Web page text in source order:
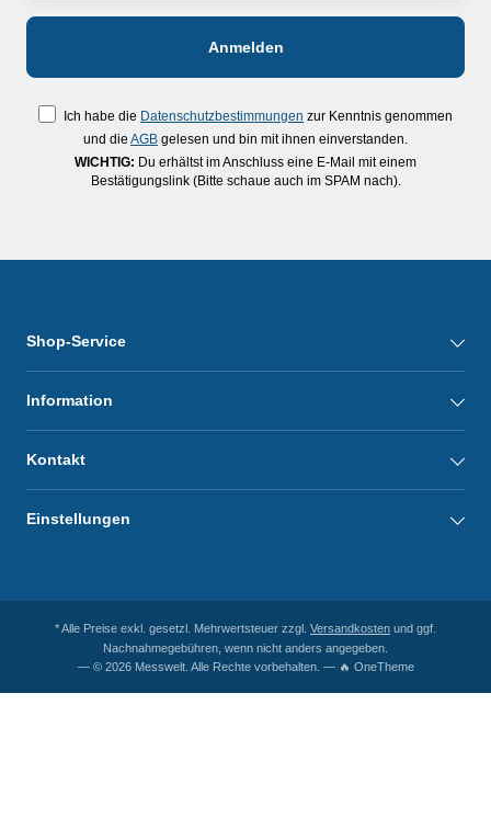
Ich habe die Datenschutzbestimmungen zur Kenntnis genommen
und die AGB gelesen und bin mit ihnen einverstanden.
WICHTIG: Du erhältst im Anschluss eine E-Mail mit einem
Bestätigungslink (Bitte schaue auch im SPAM nach).
Shop-Service
Information
Kontakt
Einstellungen
* Alle Preise exkl. gesetzl. Mehrwertsteuer zzgl. Versandkosten und ggf.
Nachnahmegebühren, wenn nicht anders angegeben.
— © 2026 Messwelt. Alle Rechte vorbehalten. — 🔥 OneTheme